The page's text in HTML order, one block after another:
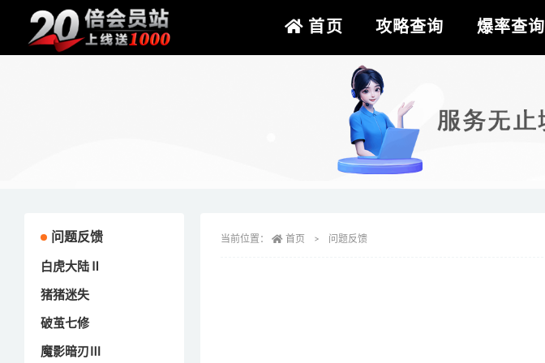
首页 攻略查询 爆率查询
问题反馈
白虎大陆Ⅱ
猪猪迷失
破茧七修
魔影暗刃Ⅲ
当前位置： 首页 问题反馈